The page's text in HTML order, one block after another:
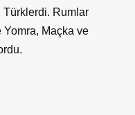
Rumlar
Maçka ve